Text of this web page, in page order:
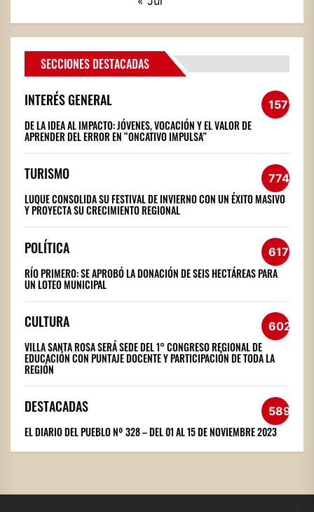
SECCIONES DESTACADAS
INTERÉS GENERAL 1572
DE LA IDEA AL IMPACTO: JÓVENES, VOCACIÓN Y EL VALOR DE
APRENDER DEL ERROR EN “ONCATIVO IMPULSA”
TURISMO 774
LUQUE CONSOLIDA SU FESTIVAL DE INVIERNO CON UN ÉXITO MASIVO
Y PROYECTA SU CRECIMIENTO REGIONAL
POLÍTICA 617
RÍO PRIMERO: SE APROBÓ LA DONACIÓN DE SEIS HECTÁREAS PARA
UN LOTEO MUNICIPAL
CULTURA 602
VILLA SANTA ROSA SERÁ SEDE DEL 1° CONGRESO REGIONAL DE
EDUCACIÓN CON PUNTAJE DOCENTE Y PARTICIPACIÓN DE TODA LA
REGIÓN
DESTACADAS 589
EL DIARIO DEL PUEBLO Nº 328 – DEL 01 AL 15 DE NOVIEMBRE 2023